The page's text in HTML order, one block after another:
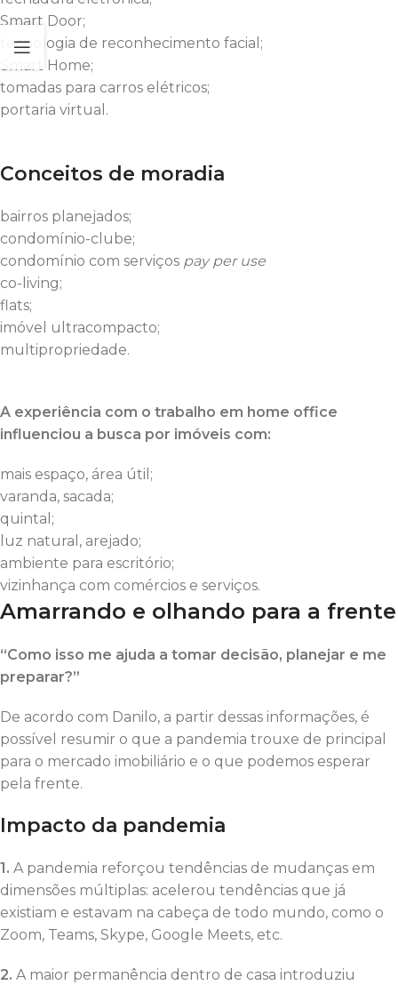
Smart Door;
tecnologia de reconhecimento facial;
Smart Home;
tomadas para carros elétricos;
portaria virtual.
Conceitos de moradia
bairros planejados;
condomínio-clube;
condomínio com serviços pay per use
co-living;
flats;
imóvel ultracompacto;
multipropriedade.
A experiência com o trabalho em home office
influenciou a busca por imóveis com:
mais espaço, área útil;
varanda, sacada;
quintal;
luz natural, arejado;
ambiente para escritório;
vizinhança com comércios e serviços.
Amarrando e olhando para a frente
“Como isso me ajuda a tomar decisão, planejar e me
preparar?”
De acordo com Danilo, a partir dessas informações, é
possível resumir o que a pandemia trouxe de principal
para o mercado imobiliário e o que podemos esperar
pela frente.
Impacto da pandemia
1. A pandemia reforçou tendências de mudanças em
dimensões múltiplas: acelerou tendências que já
existiam e estavam na cabeça de todo mundo, como o
Zoom, Teams, Skype, Google Meets, etc.
2. A maior permanência dentro de casa introduziu